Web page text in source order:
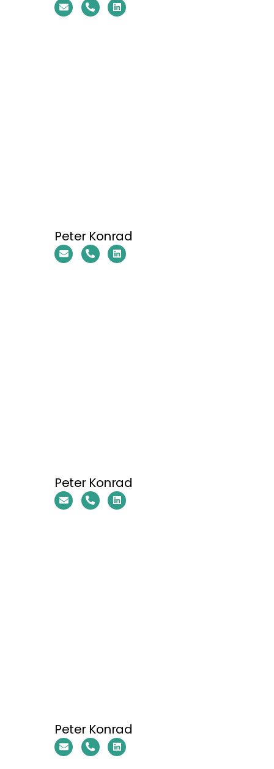
Peter Konrad
Peter Konrad
Peter Konrad